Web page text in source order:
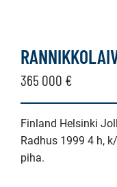
365 000 €
Finland Helsinki
Radhus 1999 4 h,
piha.